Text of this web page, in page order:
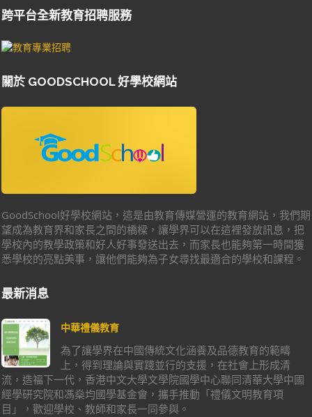
跨平台全新教育招聘服務
關於 GOODSCHOOL 好學校網站
GoodSchool好學校網站，這是由教育傳媒營運的教育網站，我們期
望成為教育界和家長之間的橋樑，讓學界可以在這裡發放訊息，把
學校內的教學政策和好人好事發送出去，而家長也能夠第一時間獲
悉學校的亮點美事，讓他們能夠為子女尋找最適合的學校和課程。
最新消息
中華禮儀教育
為了讓學界在中國傳統文化涵養及品德教育的範疇
上，得到理論與實踐並行的支援，在社會上形成清
流，造福下一代，香港中文大學文學院國學中心聯同清華大學中國
經學研究院和馮燊均國學基金會，攜手推動「禮儀文明教育項
目」，歡迎學校、教師和家長一同參與。